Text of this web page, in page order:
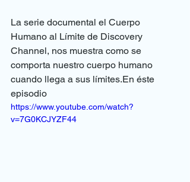
La serie documental el Cuerpo
Humano al Límite de Discovery
Channel, nos muestra como se
comporta nuestro cuerpo humano
cuando llega a sus límites.En éste
episodio
https://www.youtube.com/watch?
v=7G0KCJYZF44